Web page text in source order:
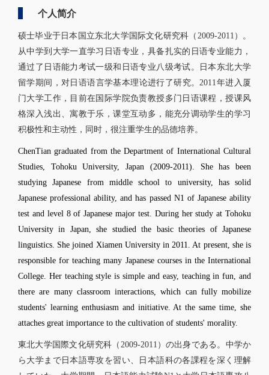
个人简介
硕士毕业于日本国立东北大学国际文化研究科（2009-2011）。
从中学到大学一直学习日语专业，具备扎实的日语专业能力，
通过了日语能力考试一级和日语专业八级考试。日本东北大学
留学期间， 对日语语言学基本理论进行了研究。2011年进入厦
门大学工作，目前在国际学院负责教授多门日语课程，授课风
格深入浅出、寓教于乐，课堂互动多，能充分调动学生的学习
积极性和主动性，同时，很注重学生的品德培养。
ChenTian graduated from the Department of International Cultural
Studies, Tohoku University, Japan (2009-2011). She has been
studying Japanese from middle school to university, has solid
Japanese professional ability, and has passed N1 of Japanese ability
test and level 8 of Japanese major test. During her study at Tohoku
University in Japan, she studied the basic theories of Japanese
linguistics. She joined Xiamen University in 2011. At present, she is
responsible for teaching many Japanese courses in the International
College. Her teaching style is simple and easy, teaching in fun, and
there are many classroom interactions, which can fully mobilize
students' learning enthusiasm and initiative. At the same time, she
attaches great importance to the cultivation of students' morality.
東北大学国際文化研究科（2009-2011）の出身である。中学か
ら大学まで日本語専攻を習い、日本語科の各課程を深く理解